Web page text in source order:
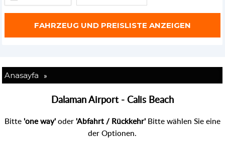
Anasayfa »
Dalaman Airport - Calis Beach
Bitte 'one way'oder 'Abfahrt / Rückkehr'Bitte wählen Sie eine
der Optionen.